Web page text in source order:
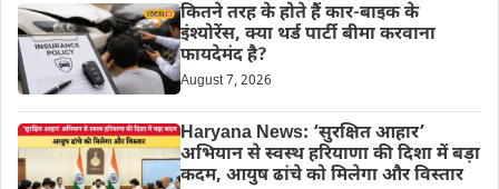
कितने तरह के होते हैं कार-बाइक के
इंश्योरेंस, क्या थर्ड पार्टी बीमा करवाना
फायदेमंद है?
August 7, 2026
Haryana News: ‘सुरक्षित आहार’
अभियान से स्वस्थ हरियाणा की दिशा में बड़ा
कदम, आयुष ढांचे को मिलेगा और विस्तार